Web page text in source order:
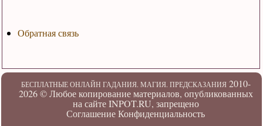
Обратная связь
БЕСПЛАТНЫЕ ОНЛАЙН ГАДАНИЯ. МАГИЯ. ПРЕДСКАЗАНИЯ2010-
2026 ©Любое копирование материалов, опубликованных
на сайте INPOT.RU, запрещено
Соглашение Конфиденциальность